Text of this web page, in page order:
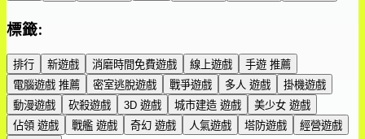
標籤:
排行 新遊戲 消磨時間免費遊戲 線上遊戲
手遊 推薦
電腦遊戲 推薦
密室逃脫遊戲 戰爭遊戲 多人 遊戲
掛機遊戲
動漫遊戲
砍殺遊戲 3D 遊戲 城市建造 遊戲
美少女 遊戲
佔領 遊戲
戰艦 遊戲 奇幻 遊戲 人氣遊戲 塔防遊戲
經營遊戲